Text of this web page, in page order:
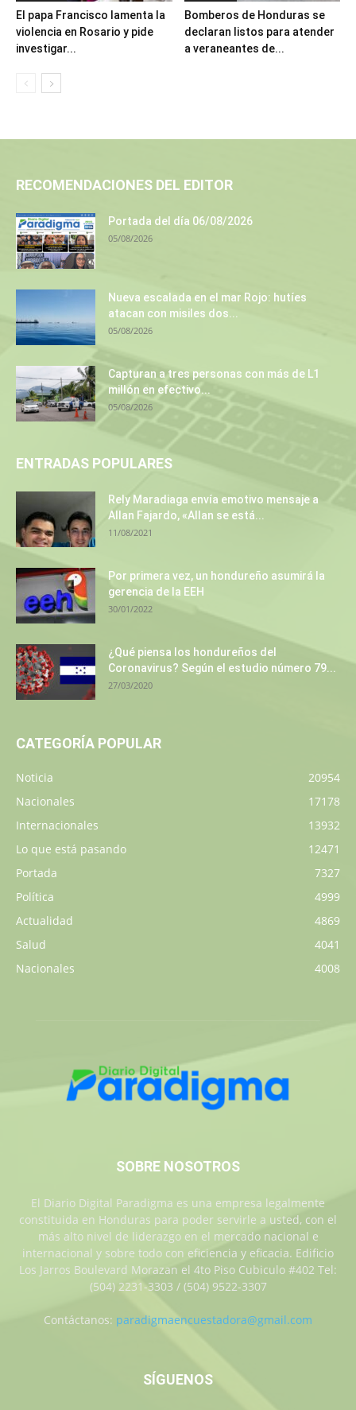
El papa Francisco lamenta la
violencia en Rosario y pide
investigar...
Bomberos de Honduras se
declaran listos para atender
a veraneantes de...
RECOMENDACIONES DEL EDITOR
Portada del día 06/08/2026
05/08/2026
Nueva escalada en el mar Rojo: hutíes
atacan con misiles dos...
05/08/2026
Capturan a tres personas con más de L1
millón en efectivo...
05/08/2026
ENTRADAS POPULARES
Rely Maradiaga envía emotivo mensaje a
Allan Fajardo, «Allan se está...
11/08/2021
Por primera vez, un hondureño asumirá la
gerencia de la EEH
30/01/2022
¿Qué piensa los hondureños del
Coronavirus? Según el estudio número 79...
27/03/2020
CATEGORÍA POPULAR
Noticia
20954
Nacionales
17178
Internacionales
13932
Lo que está pasando
12471
Portada
7327
Política
4999
Actualidad
4869
Salud
4041
Nacionales
4008
SOBRE NOSOTROS
El Diario Digital Paradigma es una empresa legalmente
constituida en Honduras para poder servirle a usted, con el
más alto nivel de liderazgo en el mercado nacional e
internacional y sobre todo con eficiencia y eficacia. Edificio
Los Jarros Boulevard Morazan el 4to Piso Cubiculo #402 Tel:
(504) 2231-3303 / (504) 9522-3307
Contáctanos: paradigmaencuestadora@gmail.com
SÍGUENOS